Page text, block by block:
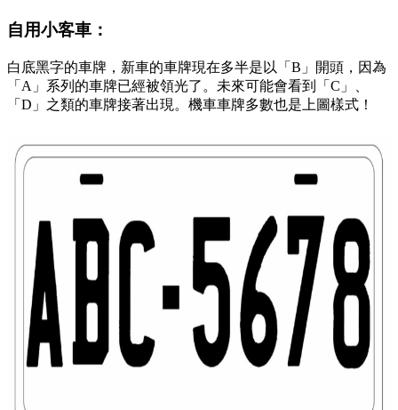
自用小客車：
白底黑字的車牌，新車的車牌現在多半是以「B」開頭，因為
「A」系列的車牌已經被領光了。未來可能會看到「C」、
「D」之類的車牌接著出現。機車車牌多數也是上圖樣式！